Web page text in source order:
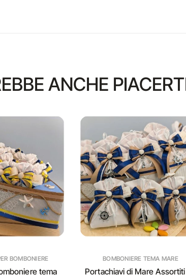
ANCHE
BOMBONIERE
tema
BOMBONIERE TEMA MARE
Portachiavi di Mare